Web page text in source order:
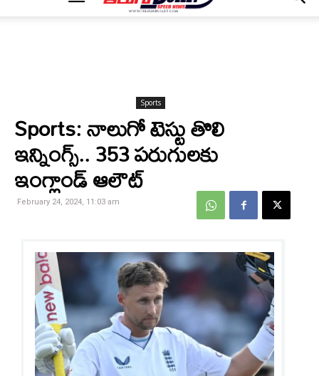
Sports
Sports: నాలుగో టెస్టు తొలి
ఇన్నింగ్స్.. 353 పరుగులకు
ఇంగ్లాండ్ ఆలౌట్
February 24, 2024, 11:03 am